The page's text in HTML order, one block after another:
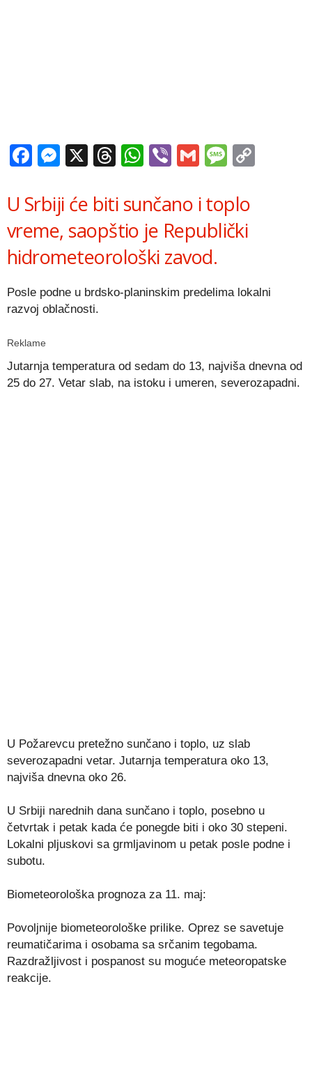
Facebook
Messenger
X Threads
WhatsApp
ViberGmail
U Srbiji će biti sunčano i toplo
vreme, saopštio je Republički
hidrometeorološki zavod.
Posle podne u brdsko-planinskim predelima lokalni
razvoj oblačnosti.
Reklame
Jutarnja temperatura od sedam do 13, najviša dnevna od
25 do 27. Vetar slab, na istoku i umeren, severozapadni.
U Požarevcu pretežno sunčano i toplo, uz slab
severozapadni vetar. Jutarnja temperatura oko 13,
najviša dnevna oko 26.
U Srbiji narednih dana sunčano i toplo, posebno u
četvrtak i petak kada će ponegde biti i oko 30 stepeni.
Lokalni pljuskovi sa grmljavinom u petak posle podne i
subotu.
Biometeorološka prognoza za 11. maj:
Povolјnije biometeorološke prilike. Oprez se savetuje
reumatičarima i osobama sa srčanim tegobama.
Razdražlјivost i pospanost su moguće meteoropatske
reakcije.